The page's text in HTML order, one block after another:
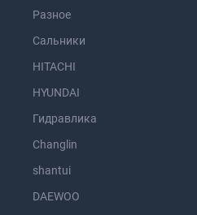
Разное
Сальники
HITACHI
HYUNDAI
Гидравлика
Changlin
shantui
DAEWOO